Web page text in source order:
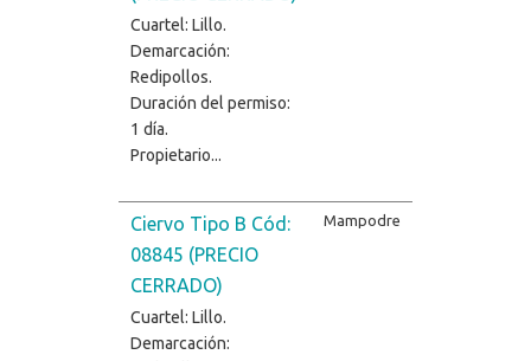
Cuartel: Lillo.
Demarcación:
Redipollos.
Duración del permiso:
1 día.
Propietario...
Ciervo Tipo B Cód:
08845 (PRECIO
CERRADO)
Cuartel: Lillo.
Demarcación:
Mampodre